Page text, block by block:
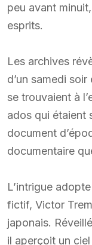
peu avant
esprits.
Les archives
d’un samedi
se trouvaient à
ados qui étaient
document
documentaire
L’intrigue
fictif, Victor
japonais.
il aperçoit un